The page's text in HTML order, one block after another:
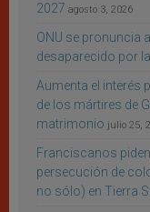
2027 agosto 3, 2026
ONU se pronuncia
desaparecido por
Aumenta el interés
de los mártires de
matrimonio julio 25,
Franciscanos
persecución de
no sólo) en Tierra